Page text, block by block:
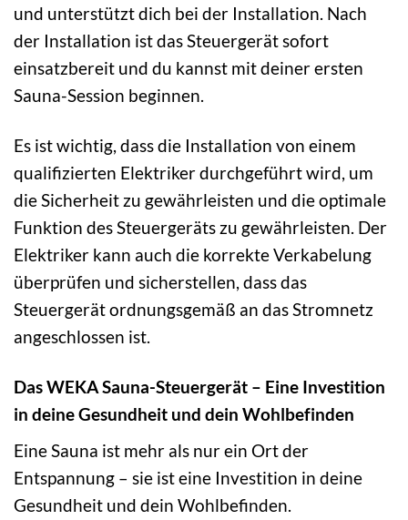
und unterstützt dich bei der Installation. Nach
der Installation ist das Steuergerät sofort
einsatzbereit und du kannst mit deiner ersten
Sauna-Session beginnen.
Es ist wichtig, dass die Installation von einem
qualifizierten Elektriker durchgeführt wird, um
die Sicherheit zu gewährleisten und die optimale
Funktion des Steuergeräts zu gewährleisten. Der
Elektriker kann auch die korrekte Verkabelung
überprüfen und sicherstellen, dass das
Steuergerät ordnungsgemäß an das Stromnetz
angeschlossen ist.
Das WEKA Sauna-Steuergerät – Eine Investition
in deine Gesundheit und dein Wohlbefinden
Eine Sauna ist mehr als nur ein Ort der
Entspannung – sie ist eine Investition in deine
Gesundheit und dein Wohlbefinden.